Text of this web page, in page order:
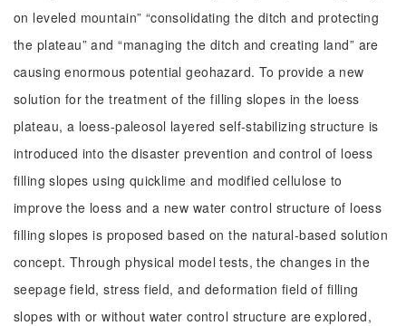
on leveled mountain” “consolidating the ditch and protecting
the plateau” and “managing the ditch and creating land” are
causing enormous potential geohazard. To provide a new
solution for the treatment of the filling slopes in the loess
plateau, a loess-paleosol layered self-stabilizing structure is
introduced into the disaster prevention and control of loess
filling slopes using quicklime and modified cellulose to
improve the loess and a new water control structure of loess
filling slopes is proposed based on the natural-based solution
concept. Through physical model tests, the changes in the
seepage field, stress field, and deformation field of filling
slopes with or without water control structure are explored,